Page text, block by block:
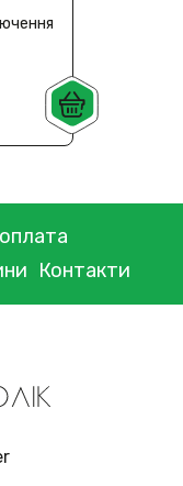
Контакти